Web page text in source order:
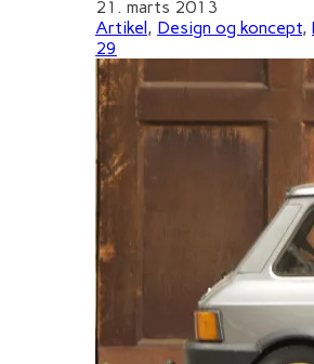
21. marts 2013
Artikel, Design og koncept,
29